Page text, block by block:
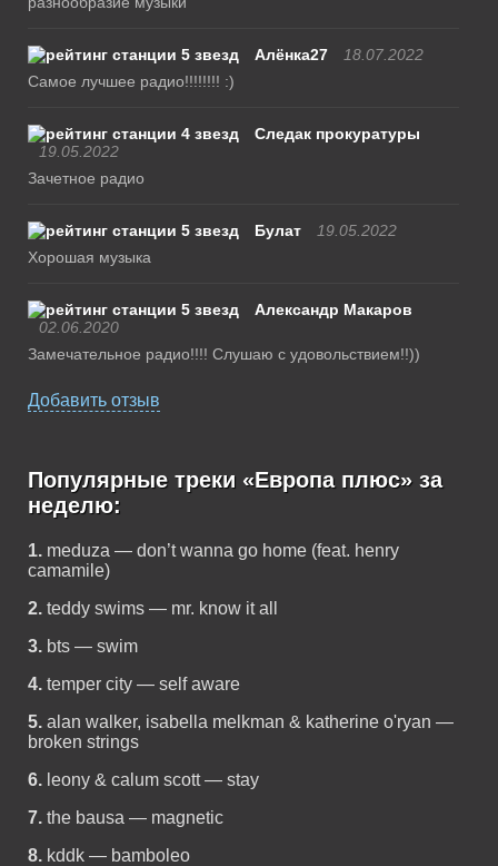
Алёнка27
18.07.2022
Самое лучшее радио!!!!!!!! :)
Следак прокуратуры
19.05.2022
Зачетное радио
Булат
19.05.2022
Хорошая музыка
Александр Макаров
02.06.2020
Замечательное радио!!!! Слушаю с удовольствием!!))
Добавить отзыв
Популярные треки «Европа плюс» за
неделю:
1. meduza — don’t wanna go home (feat. henry
camamile)
2. teddy swims — mr. know it all
3. bts — swim
4. temper city — self aware
5. alan walker, isabella melkman & katherine o'ryan —
broken strings
6. leony & calum scott — stay
7. the bausa — magnetic
8. kddk — bamboleo